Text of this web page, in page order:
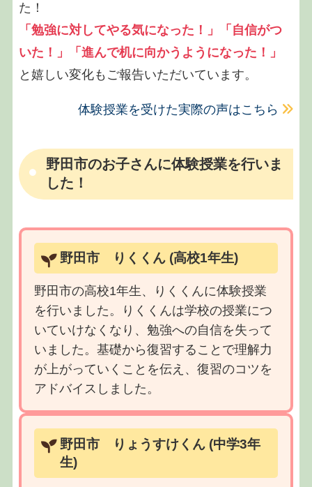
た！
「勉強に対してやる気になった！」「自信がつ
いた！」「進んで机に向かうようになった！」
と嬉しい変化もご報告いただいています。
体験授業を受けた実際の声はこちら
野田市のお子さんに体験授業を行いま
した！
野田市 りくくん (高校1年生)
野田市の高校1年生、りくくんに体験授業
を行いました。りくくんは学校の授業につ
いていけなくなり、勉強への自信を失って
いました。基礎から復習することで理解力
が上がっていくことを伝え、復習のコツを
アドバイスしました。
野田市 りょうすけくん (中学3年
生)